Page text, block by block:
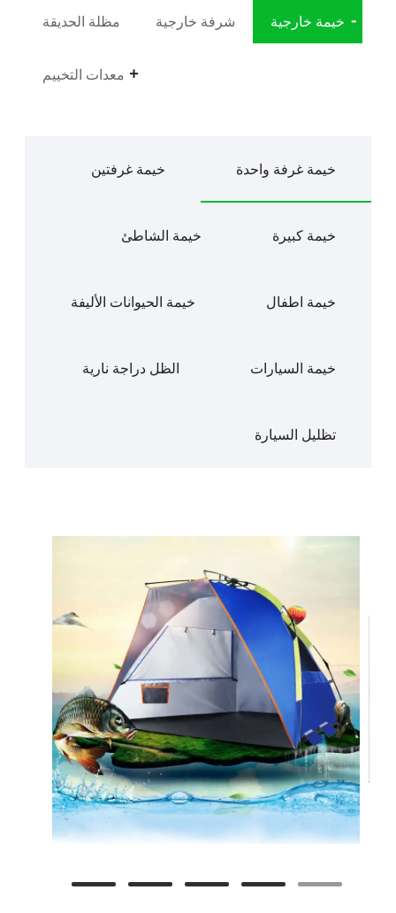
مظلة الحديقة شرفة خارجية خيمة خارجية
معدات التخييم
خيمة غرفة واحدة خيمة غرفتين
خيمة كبيرة خيمة الشاطئ
خيمة اطفال خيمة الحيوانات الأليفة
خيمة السيارات الظل دراجة نارية
تظليل السيارة